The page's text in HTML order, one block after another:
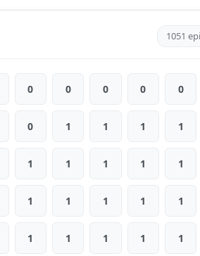
1051
0 0 0 0 0
0 1 1 1 1
1 1 1 1 1
1 1 1 1 1
1 1 1 1 1